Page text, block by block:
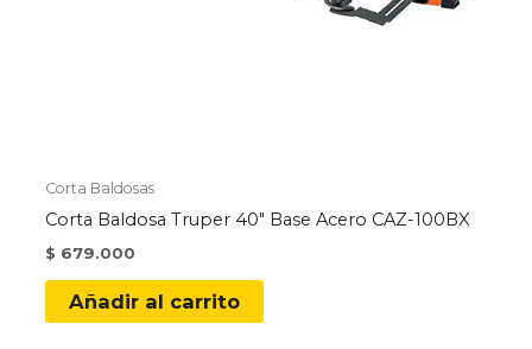
Corta Baldosas
Corta Baldosa Truper 40″ Base Acero CAZ-100BX
$ 679.000
Añadir al carrito